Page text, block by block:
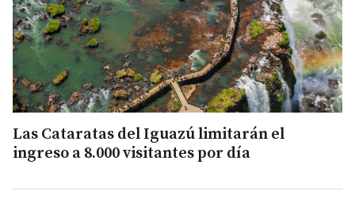
Las Cataratas del Iguazú limitarán el
ingreso a 8.000 visitantes por día